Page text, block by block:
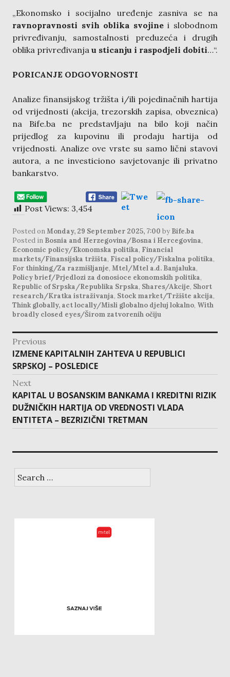
„Ekonomsko i socijalno uređenje zasniva se na
ravnopravnosti svih oblika svojinei slobodnom
privređivanju, samostalnosti preduzeća i drugih
oblika privređivanja u sticanju i raspodjeli dobiti…“.
PORICANJE ODGOVORNOSTI
Analize finansijskog tržišta i/ili pojedinačnih hartija
od vrijednosti (akcija, trezorskih zapisa, obveznica)
na Bife.ba ne predstavljaju na bilo koji način
prijedlog za kupovinu ili prodaju hartija od
vrijednosti. Analize ove vrste su samo lični stavovi
autora, a ne investiciono savjetovanje ili privatno
bankarstvo.
Post Views: 3,454
Posted on Monday, 29 September 2025, 7:00 by Bife.ba
Posted in Bosnia and Herzegovina/Bosna i Hercegovina,
Economic policy/Ekonomska politika, Financial
markets/Finansijska tržišta, Fiscal policy/Fiskalna politika,
For thinking/Za razmišljanje, Mtel/Mtel a.d. Banjaluka,
Policy brief/Prjedlozi za donosioce ekonomskih politika,
Republic of Srpska/Republika Srpska, Shares/Akcije, Short
research/Kratka istraživanja, Stock market/Tržište akcija,
Think globally, act locally/Misli globalno djeluj lokalno, With
broadly closed eyes/Širom zatvorenih očiju
post
navigation
Previous
Previous
post:
IZMENE KAPITALNIH ZAHTEVA U REPUBLICI
SRPSKOJ – POSLEDICE
Next
Next
post:
KAPITAL U BOSANSKIM BANKAMA I KREDITNI RIZIK
DUŽNIČKIH HARTIJA OD VREDNOSTI VLADA
ENTITETA – BEZRIZIČNI TRETMAN
for: